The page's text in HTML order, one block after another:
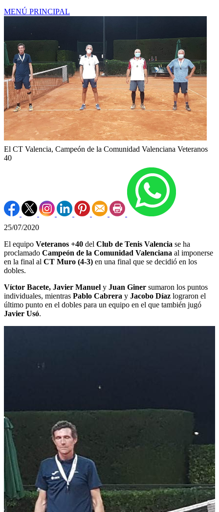
MENÚ PRINCIPAL
El CT Valencia, Campeón de la Comunidad Valenciana Veteranos
40
25/07/2020
El equipo Veteranos +40 del Club de Tenis Valencia se ha
proclamado Campeón de la Comunidad Valenciana al imponerse
en la final al CT Muro (4-3) en una final que se decidió en los
dobles.
Víctor Bacete, Javier Manuel y Juan Giner sumaron los puntos
individuales, mientras Pablo Cabrera y Jacobo Díaz lograron el
último punto en el dobles para un equipo en el que también jugó
Javier Usó.